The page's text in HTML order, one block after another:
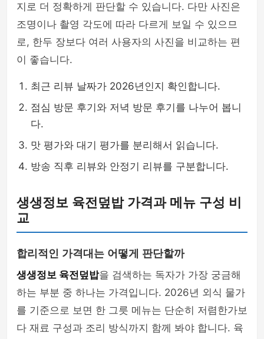
지로 더 정확하게 판단할 수 있습니다. 다만 사진은
조명이나 촬영 각도에 따라 다르게 보일 수 있으므
로, 한두 장보다 여러 사용자의 사진을 비교하는 편
이 좋습니다.
최근 리뷰 날짜가 2026년인지 확인합니다.
점심 방문 후기와 저녁 방문 후기를 나누어 봅니
다.
맛 평가와 대기 평가를 분리해서 읽습니다.
방송 직후 리뷰와 안정기 리뷰를 구분합니다.
생생정보 육전덮밥 가격과 메뉴 구성 비
교
합리적인 가격대는 어떻게 판단할까
생생정보 육전덮밥을 검색하는 독자가 가장 궁금해
하는 부분 중 하나는 가격입니다. 2026년 외식 물가
를 기준으로 보면 한 그릇 메뉴는 단순히 저렴한가보
다 재료 구성과 조리 방식까지 함께 봐야 합니다. 육